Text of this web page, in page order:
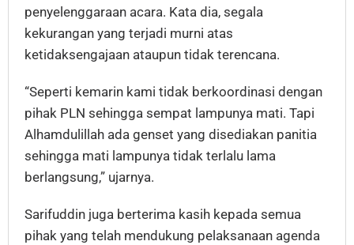
penyelenggaraan acara. Kata dia, segala
kekurangan yang terjadi murni atas
ketidaksengajaan ataupun tidak terencana.
“Seperti kemarin kami tidak berkoordinasi dengan
pihak PLN sehingga sempat lampunya mati. Tapi
Alhamdulillah ada genset yang disediakan panitia
sehingga mati lampunya tidak terlalu lama
berlangsung,” ujarnya.
Sarifuddin juga berterima kasih kepada semua
pihak yang telah mendukung pelaksanaan agenda